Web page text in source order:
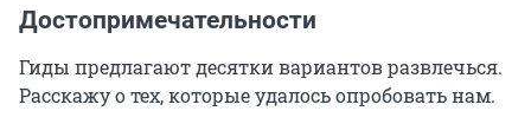
Достопримечательности
Гиды предлагают десятки вариантов развлечься.
Расскажу о тех, которые удалось опробовать нам.